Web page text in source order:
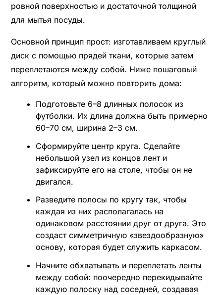
ровной поверхностью и достаточной толщиной
для мытья посуды.
Основной принцип прост: изготавливаем круглый
диск с помощью прядей ткани, которые затем
переплетаются между собой. Ниже пошаговый
алгоритм, который можно повторить дома:
Подготовьте 6–8 длинных полосок из
футболки. Их длина должна быть примерно
60–70 см, ширина 2–3 см.
Сформируйте центр круга. Сделайте
небольшой узел из концов лент и
зафиксируйте его на столе, чтобы он не
двигался.
Разведите полосы по кругу так, чтобы
каждая из них располагалась на
одинаковом расстоянии друг от друга. Это
создаст симметричную «звездообразную»
основу, которая будет служить каркасом.
Начните обхватывать и переплетать ленты
между собой: поочередно перекидывайте
каждую полоску над соседней, создавая